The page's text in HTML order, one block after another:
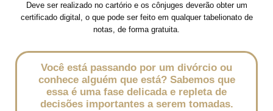
Deve ser realizado no cartório e os cônjuges deverão obter um
certificado digital, o que pode ser feito em qualquer tabelionato de
notas, de forma gratuita.
Você está passando por um divórcio ou
conhece alguém que está? Sabemos que
essa é uma fase delicada e repleta de
decisões importantes a serem tomadas.